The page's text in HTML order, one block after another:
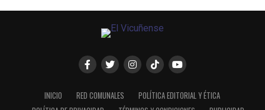
INICIO RED COMUNALES
POLÍTICA EDITORIAL Y ÉTICA